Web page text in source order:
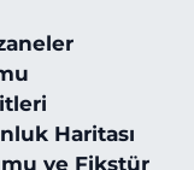
Haritası
ve Fikstür